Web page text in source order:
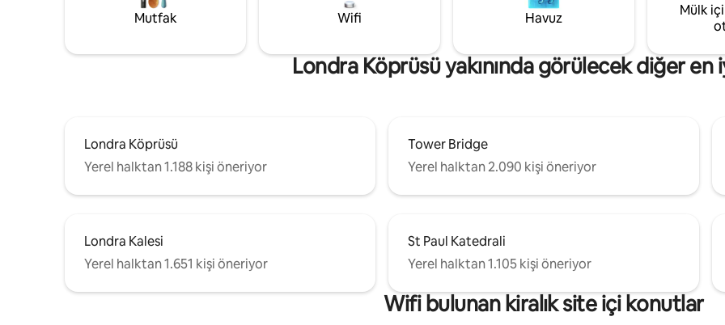
gün batımları için batıya bakan balkon
Huzur ve enerjinin mükemmel birleşimini
deneyimleyin. Unutulmaz bir Londra
olarak tasarlanmıştır. Tekne
radyatörler burayı yıl boyunca
Mutfak Wifi Havuz
Mülk
Londra Köprüsü yakınında görülecek diğer en
Londra Köprüsü
Yerel halktan 1.188 kişi öneriyor
Tower Bridge
Yerel halktan 2.090 kişi öneriyor
Londra Kalesi
Yerel halktan 1.651 kişi öneriyor
St Paul Katedrali
Yerel halktan 1.105 kişi öneriyor
Wifi bulunan kiralık site içi konutlar